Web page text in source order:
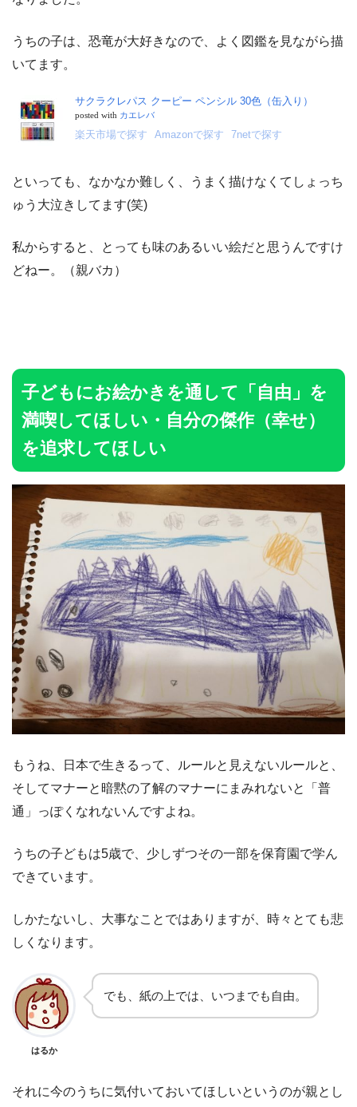
うちの子は、恐竜が大好きなので、よく図鑑を見ながら描
いてます。
サクラクレパス クーピー ペンシル 30色（缶入り）
posted with カエレバ
楽天市場で探す Amazonで探す 7netで探す
といっても、なかなか難しく、うまく描けなくてしょっち
ゅう大泣きしてます(笑)
私からすると、とっても味のあるいい絵だと思うんですけ
どねー。（親バカ）
子どもにお絵かきを通して「自由」を
満喫してほしい・自分の傑作（幸せ）
を追求してほしい
もうね、日本で生きるって、ルールと見えないルールと、
そしてマナーと暗黙の了解のマナーにまみれないと「普
通」っぽくなれないんですよね。
うちの子どもは5歳で、少しずつその一部を保育園で学ん
できています。
しかたないし、大事なことではありますが、時々とても悲
しくなります。
はるか
でも、紙の上では、いつまでも自由。
それに今のうちに気付いておいてほしいというのが親とし